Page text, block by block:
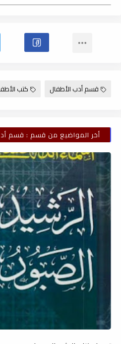
قسم أدب الأطفال كتب
أخر المواضيع من قسم : قسم